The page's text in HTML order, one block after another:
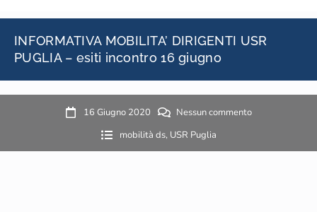
INFORMATIVA MOBILITA’ DIRIGENTI USR
PUGLIA – esiti incontro 16 giugno
16 Giugno 2020
Nessun commento
mobilità ds, USR Puglia